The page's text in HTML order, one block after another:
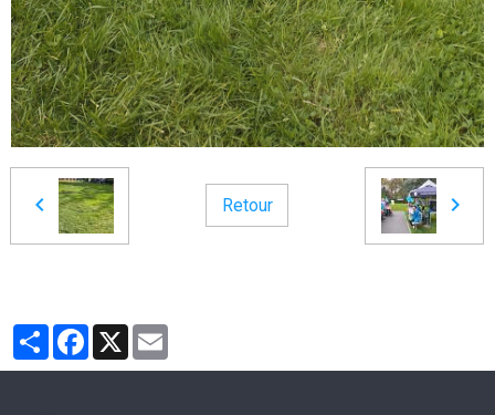
Retour
PartagerFacebook
X